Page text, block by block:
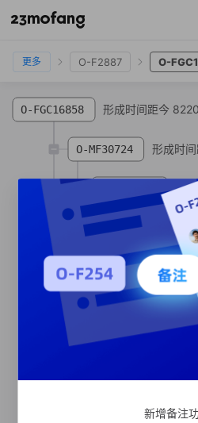
O-FGC16847
更多 O-F2887 O-
O-FGC16858 形成时间距今
O-MF30724 形成时
O-F3607 形成时间
SNP
O-MF407231
O-
O-
新增备注